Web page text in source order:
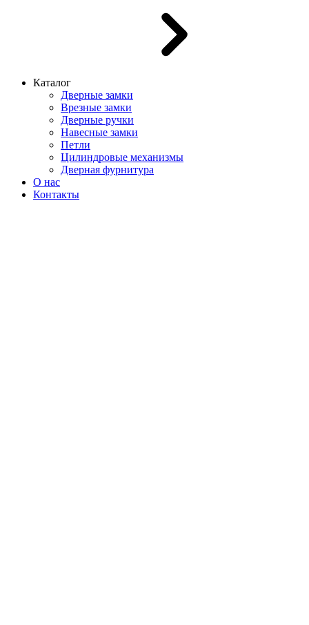
Каталог
Дверные замки
Врезные замки
Дверные ручки
Навесные замки
Петли
Цилиндровые механизмы
Дверная фурнитура
О нас
Контакты